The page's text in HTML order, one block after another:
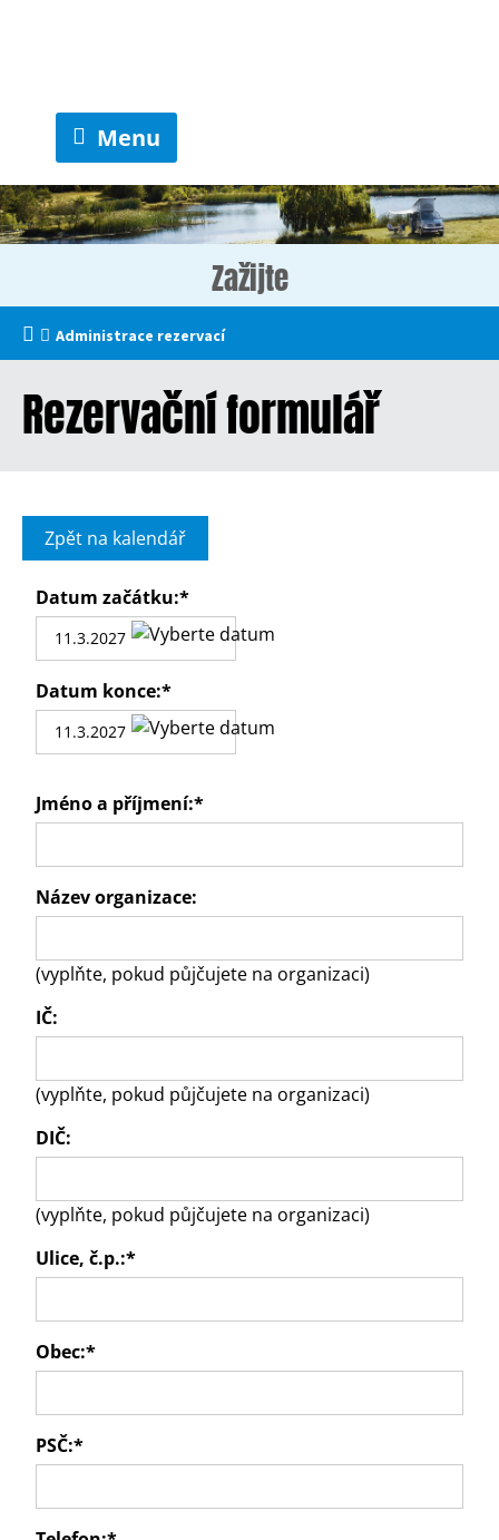
Menu
Zažijte
Administrace rezervací
Rezervační formulář
Zpět na kalendář
Datum začátku:*
Datum konce:*
Jméno a příjmení:*
Název organizace:
(vyplňte, pokud půjčujete na organizaci)
IČ:
(vyplňte, pokud půjčujete na organizaci)
DIČ:
(vyplňte, pokud půjčujete na organizaci)
Ulice, č.p.:*
Obec:*
PSČ:*